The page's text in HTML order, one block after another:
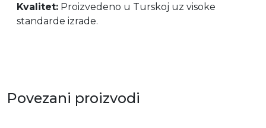
Kvalitet: Proizvedeno u Turskoj uz visoke
standarde izrade.
Povezani proizvodi